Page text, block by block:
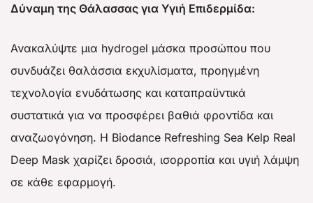
Δύναμη της Θάλασσας για Υγιή Επιδερμίδα:
Ανακαλύψτε μια hydrogel μάσκα προσώπου που
συνδυάζει θαλάσσια εκχυλίσματα, προηγμένη
τεχνολογία ενυδάτωσης και καταπραϋντικά
συστατικά για να προσφέρει βαθιά φροντίδα και
αναζωογόνηση. Η Biodance Refreshing Sea Kelp Real
Deep Mask χαρίζει δροσιά, ισορροπία και υγιή λάμψη
σε κάθε εφαρμογή.